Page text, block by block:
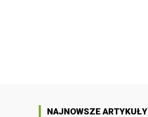
NAJNOWSZE ARTYKUŁY